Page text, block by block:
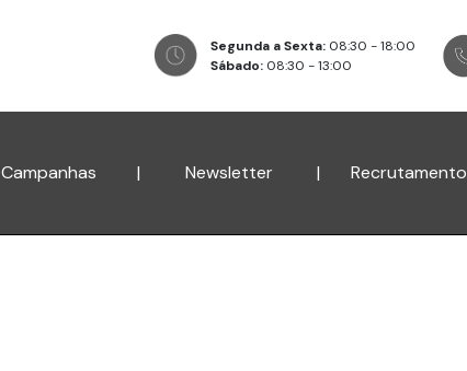
Segunda a Sexta: 08:30 - 18:00
Sábado: 08:30 - 13:00
Campanhas | Newsletter | Recrutamento